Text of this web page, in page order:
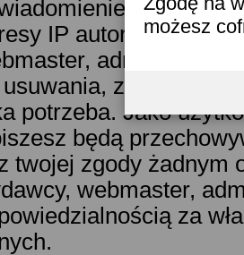
możesz
IP autorów.
administrator
usuwania, zmiany lub
potrzeba. Jako
będą
twojej zgody żadnym
webmaster,
za